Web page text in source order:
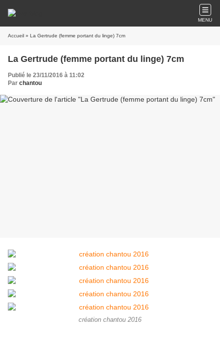
MENU
Accueil » La Gertrude (femme portant du linge) 7cm
La Gertrude (femme portant du linge) 7cm
Publié le 23/11/2016 à 11:02
Par chantou
création chantou 2016